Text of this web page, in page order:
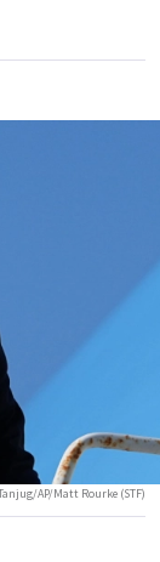
AP/Matt Rourke (STF)